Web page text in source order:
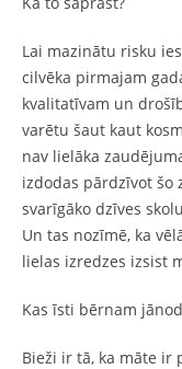
Lai mazinātu risku
cilvēka pirmajam
kvalitatīvam un
varētu šaut kaut
nav lielāka
izdodas pārdzīvot šo
svarīgāko dzīves
Un tas nozīmē, ka
lielas izredzes izsist
Kas īsti bērnam
Bieži ir tā, ka māte ir